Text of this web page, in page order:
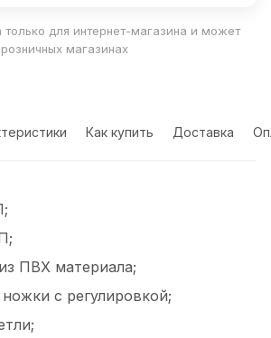
только для интернет-магазина и может
магазинах
Как купить Доставка
ПВХ материала;
с регулировкой;